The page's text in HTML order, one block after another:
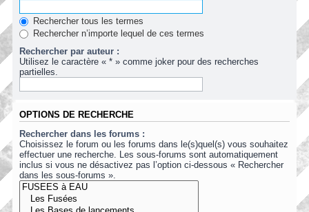
Rechercher tous les termes
Rechercher n’importe lequel de ces termes
Rechercher par auteur :
Utilisez le caractère « * » comme joker pour des recherches
partielles.
OPTIONS DE RECHERCHE
Rechercher dans les forums :
Choisissez le forum ou les forums dans le(s)quel(s) vous souhaitez
effectuer une recherche. Les sous-forums sont automatiquement
inclus si vous ne désactivez pas l’option ci-dessous « Rechercher
dans les sous-forums ».